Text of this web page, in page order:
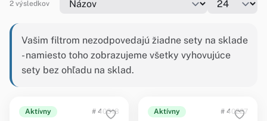
2 výsledkov
Vašim filtrom nezodpovedajú žiadne sety na sklade
- namiesto toho zobrazujeme všetky vyhovujúce
sety bez ohľadu na sklad.
Aktívny # 40318 Aktívny # 40227